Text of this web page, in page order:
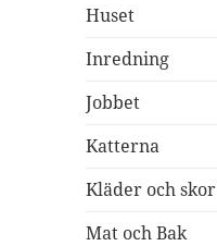
Huset
Inredning
Jobbet
Katterna
Kläder och skor
Mat och Bak